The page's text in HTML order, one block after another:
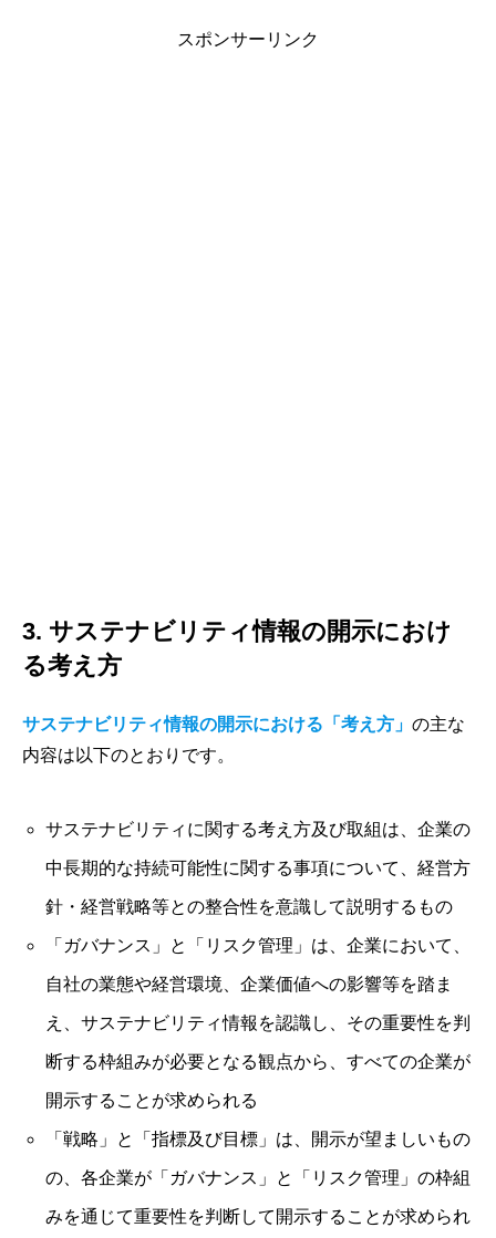
スポンサーリンク
3. サステナビリティ情報の開示におけ
る考え方
サステナビリティ情報の開示における「考え方」 の主な
内容は以下のとおりです。
サステナビリティに関する考え方及び取組は、企業の
中長期的な持続可能性に関する事項について、経営方
針・経営戦略等との整合性を意識して説明するもの
「ガバナンス」と「リスク管理」は、企業において、
自社の業態や経営環境、企業価値への影響等を踏ま
え、サステナビリティ情報を認識し、その重要性を判
断する枠組みが必要となる観点から、すべての企業が
開示することが求められる
「戦略」と「指標及び目標」は、開示が望ましいもの
の、各企業が「ガバナンス」と「リスク管理」の枠組
みを通じて重要性を判断して開示することが求められ